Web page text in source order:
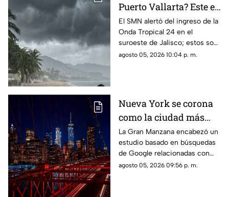
Puerto Vallarta? Este es
el pronóstico del clima
para este 6 de agosto
El SMN alertó del ingreso de la
Onda Tropical 24 en el
suroeste de Jalisco; estos son
los cambios en el clima
agosto 05, 2026 10:04 p. m.
Nueva York se corona
como la ciudad más
romántica de Estados
Unidos
La Gran Manzana encabezó un
estudio basado en búsquedas
de Google relacionadas con
citas, restaurantes, propuestas
agosto 05, 2026 09:56 p. m.